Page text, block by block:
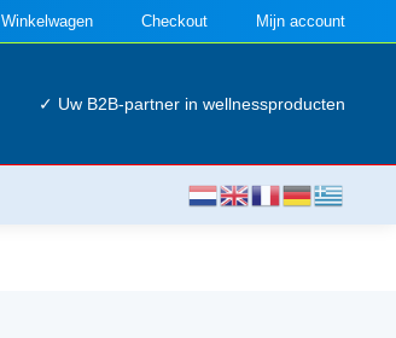
Winkelwagen Checkout Mijn account
✓ Uw B2B-partner in wellnessproducten